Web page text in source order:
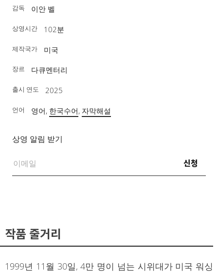
감독 이안 벨
상영시간 102분
제작국가 미국
장르 다큐멘터리
출시 연도 2025
언어 영어, 한국수어, 자막해설
상영 알림 받기
신청
작품 줄거리
1999년 11월 30일, 4만 명이 넘는 시위대가 미국 워싱